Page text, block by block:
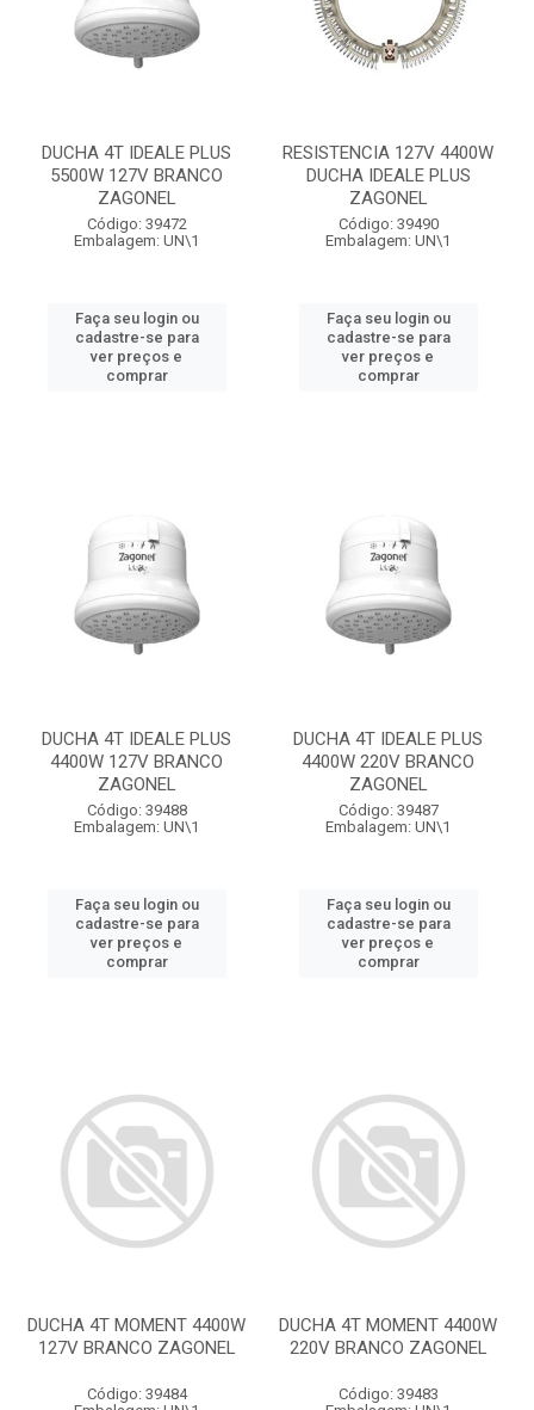
DUCHA 4T IDEALE PLUS
5500W 127V BRANCO
ZAGONEL
Código: 39472
Embalagem: UN\1
Faça seu login ou
cadastre-se para
ver preços e
comprar
RESISTENCIA 127V 4400W
DUCHA IDEALE PLUS
ZAGONEL
Código: 39490
Embalagem: UN\1
Faça seu login ou
cadastre-se para
ver preços e
comprar
DUCHA 4T IDEALE PLUS
4400W 127V BRANCO
ZAGONEL
Código: 39488
Embalagem: UN\1
Faça seu login ou
cadastre-se para
ver preços e
comprar
DUCHA 4T IDEALE PLUS
4400W 220V BRANCO
ZAGONEL
Código: 39487
Embalagem: UN\1
Faça seu login ou
cadastre-se para
ver preços e
comprar
DUCHA 4T MOMENT 4400W
127V BRANCO ZAGONEL
Código: 39484
DUCHA 4T MOMENT 4400W
220V BRANCO ZAGONEL
Código: 39483